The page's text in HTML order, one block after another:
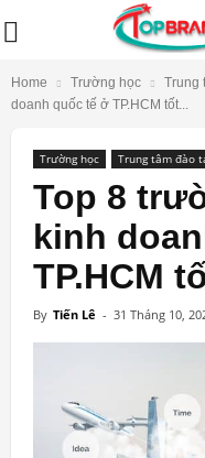
Home Trường học Trung
doanh quốc tế ở TP.HCM tốt...
Trường học Trung tâm đào
Top 8
kinh
TP.HCM
By Tiến Lê - 31 Tháng 10,